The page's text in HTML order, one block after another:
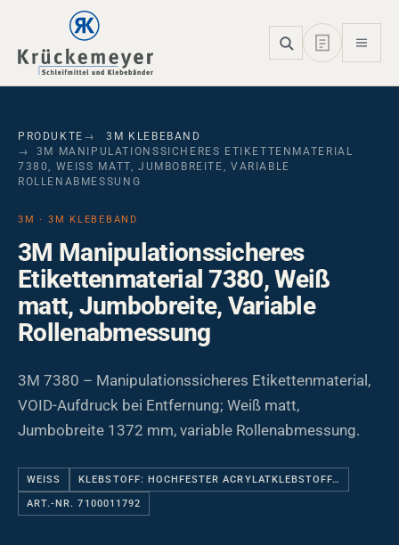
Skip to main navigation
Skip to main content
Skip to page footer
PRODUKTE
3M KLEBEBAND
3M MANIPULATIONSSICHERES ETIKETTENMATERIAL
7380, WEISS MATT, JUMBOBREITE, VARIABLE R
OLLENABMESSUNG
3M · 3M KLEBEBAND
3M Manipulationssicheres
Etikettenmaterial 7380, Weiß
matt, Jumbobreite, Variable
Rollenabmessung
3M 7380 – Manipulationssicheres Etikettenmaterial,
VOID-Aufdruck bei Entfernung; Weiß matt,
Jumbobreite 1372 mm, variable Rollenabmessung.
WEISS KLEBSTOFF: HOCHFESTER ACRYLATKLEBSTOFF…
ART.-NR. 7100011792